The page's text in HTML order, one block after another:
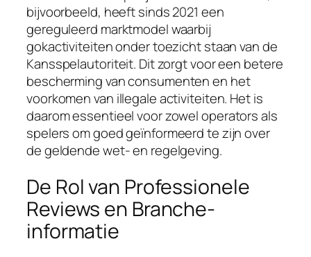
bijvoorbeeld, heeft sinds 2021 een
gereguleerd marktmodel waarbij
gokactiviteiten onder toezicht staan van de
Kansspelautoriteit. Dit zorgt voor een betere
bescherming van consumenten en het
voorkomen van illegale activiteiten. Het is
daarom essentieel voor zowel operators als
spelers om goed geïnformeerd te zijn over
de geldende wet- en regelgeving.
De Rol van Professionele
Reviews en Branche-
informatie